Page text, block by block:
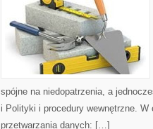
spójne na niedopatrzenia, a
i Polityki i procedury wewnętrzne.
przetwarzania danych: […]